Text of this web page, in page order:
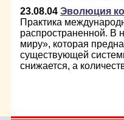
23.08.04 Эволюция
Практика
распространенной. В
миру», которая
существующей
снижается, а